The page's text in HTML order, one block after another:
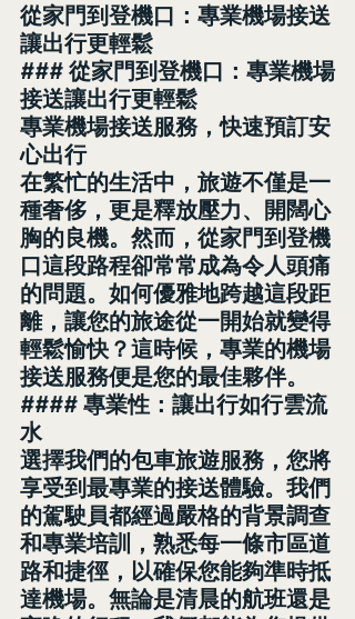
從家門到登機口：專業機場接送
讓出行更輕鬆
### 從家門到登機口：專業機場
接送讓出行更輕鬆
專業機場接送服務，快速預訂安
心出行
在繁忙的生活中，旅遊不僅是一
種奢侈，更是釋放壓力、開闊心
胸的良機。然而，從家門到登機
口這段路程卻常常成為令人頭痛
的問題。如何優雅地跨越這段距
離，讓您的旅途從一開始就變得
輕鬆愉快？這時候，專業的機場
接送服務便是您的最佳夥伴。
#### 專業性：讓出行如行雲流
水
選擇我們的包車旅遊服務，您將
享受到最專業的接送體驗。我們
的駕駛員都經過嚴格的背景調查
和專業培訓，熟悉每一條市區道
路和捷徑，以確保您能夠準時抵
達機場。無論是清晨的航班還是